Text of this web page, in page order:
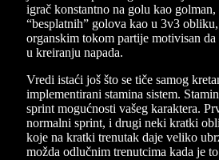
igrač konstantno na golu kao golman,
“besplatnih” golova kao u 3v3
organskim tokom partije motivisan
u kreiranju napada.
Vredi istaći još što se tiče samog
implementirani stamina sistem.
sprint mogućnosti vašeg karaktera.
normalni sprint, i drugi neki kratki
koje na kratki trenutak daje veliko
možda odlučnim trenutcima kada je